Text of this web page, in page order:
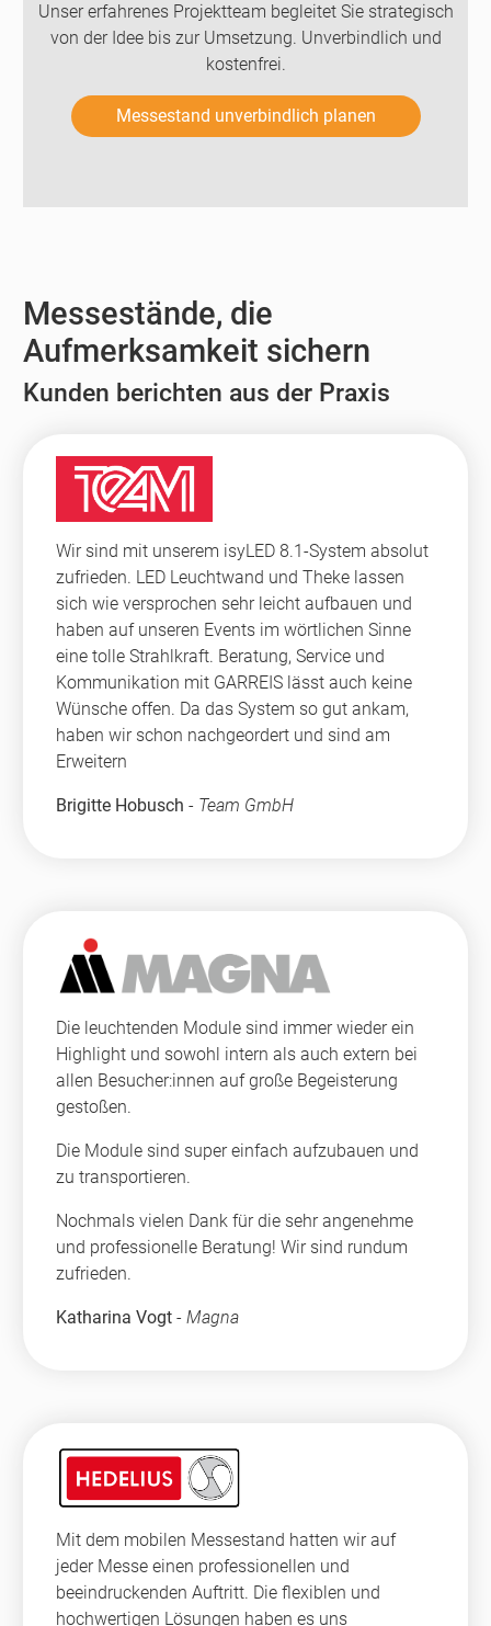
Unser erfahrenes Projektteam begleitet Sie strategisch
von der Idee bis zur Umsetzung. Unverbindlich und
kostenfrei.
Messestand unverbindlich planen
Messestände, die
Aufmerksamkeit sichern
Kunden berichten aus der Praxis
Wir sind mit unserem isyLED 8.1-System absolut
zufrieden. LED Leuchtwand und Theke lassen
sich wie versprochen sehr leicht aufbauen und
haben auf unseren Events im wörtlichen Sinne
eine tolle Strahlkraft. Beratung, Service und
Kommunikation mit GARREIS lässt auch keine
Wünsche offen. Da das System so gut ankam,
haben wir schon nachgeordert und sind am
Erweitern
Brigitte Hobusch - Team GmbH
Die leuchtenden Module sind immer wieder ein
Highlight und sowohl intern als auch extern bei
allen Besucher:innen auf große Begeisterung
gestoßen.
Die Module sind super einfach aufzubauen und
zu transportieren.
Nochmals vielen Dank für die sehr angenehme
und professionelle Beratung! Wir sind rundum
zufrieden.
Katharina Vogt - Magna
Mit dem mobilen Messestand hatten wir auf
jeder Messe einen professionellen und
beeindruckenden Auftritt. Die flexiblen und
hochwertigen Lösungen haben es uns